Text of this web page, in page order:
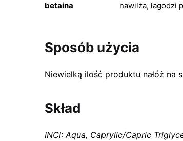
betaina nawilża, łagodzi
Sposób użycia
Niewielką ilość produktu nałóż na
Skład
INCI: Aqua, Caprylic/Capric